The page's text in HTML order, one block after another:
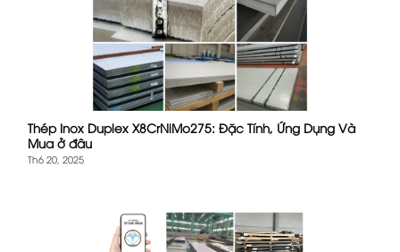
Thép Inox Duplex X8CrNiMo275: Đặc Tính, Ứng Dụng Và
Mua ở đâu
Th6 20, 2025